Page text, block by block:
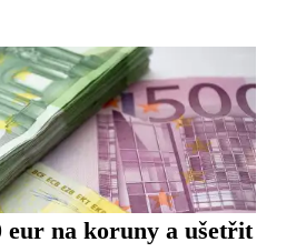
eur na koruny a ušetřit